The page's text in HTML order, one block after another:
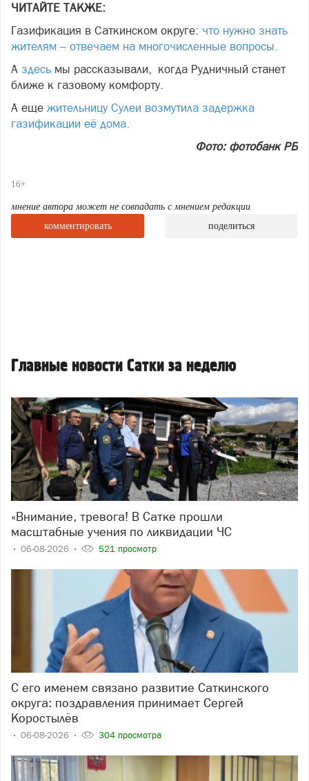
ЧИТАЙТЕ ТАКЖЕ:
Газификация в Саткинском округе: что нужно знать
жителям – отвечаем на многочисленные вопросы.
А здесь мы рассказывали, когда Рудничный станет
ближе к газовому комфорту.
А еще жительницу Сулеи возмутила задержка
газификации её дома.
Фото: фотобанк РБ
16+
мнение автора может не совпадать с мнением редакции
комментировать
поделиться
Главные новости Сатки за неделю
«Внимание, тревога! В Сатке прошли
масштабные учения по ликвидации ЧС
06-08-2026 521 просмотр
С его именем связано развитие Саткинского
округа: поздравления принимает Сергей
Коростылёв
06-08-2026 304 просмотра